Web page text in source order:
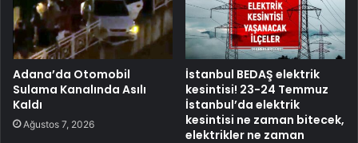
Adana’da Otomobil
Sulama Kanalında Asılı
Kaldı
Ağustos 7, 2026
İstanbul BEDAŞ elektrik
kesintisi! 23-24 Temmuz
İstanbul’da elektrik
kesintisi ne zaman bitecek,
elektrikler ne zaman